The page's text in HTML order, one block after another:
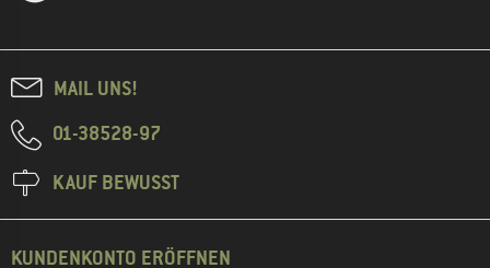
MAIL UNS!
01-38528-97
KAUF BEWUSST
KUNDENKONTO ERÖFFNEN